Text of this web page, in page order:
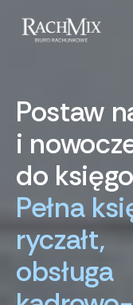
Postaw
i
do
Pełna
ryczałt,
obsługa